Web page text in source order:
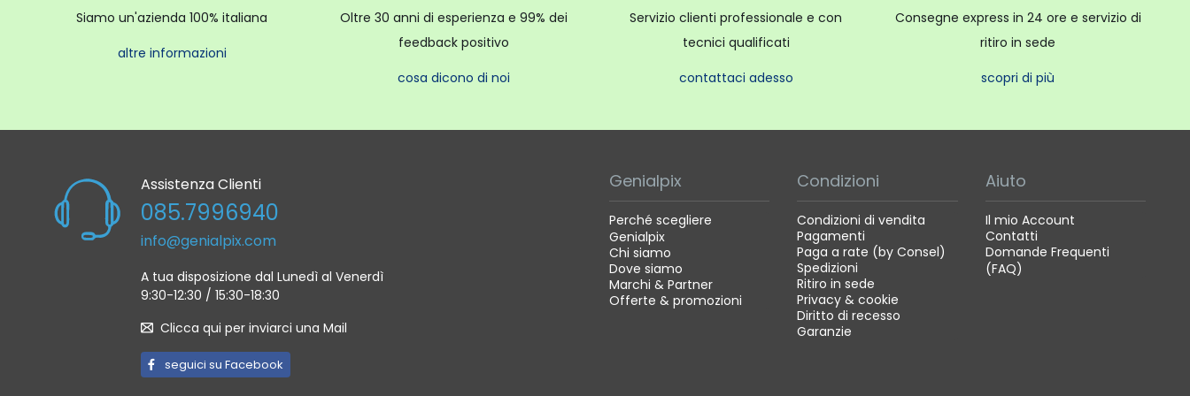
Siamo un'azienda 100% italiana
altre informazioni
Oltre 30 anni di esperienza e 99% dei
feedback positivo
cosa dicono di noi
Servizio clienti professionale e con
tecnici qualificati
contattaci adesso
Consegne express in 24 ore e servizio di
ritiro in sede
scopri di più
Assistenza Clienti
085.7996940
info@genialpix.com
A tua disposizione dal Lunedì al Venerdì
9:30-12:30 / 15:30-18:30
Clicca qui per inviarci una Mail
seguici su Facebook
Genialpix
Perché scegliere
Genialpix
Chi siamo
Dove siamo
Marchi & Partner
Offerte & promozioni
Condizioni
Condizioni di vendita
Pagamenti
Paga a rate (by Consel)
Spedizioni
Ritiro in sede
Privacy & cookie
Diritto di recesso
Garanzie
Aiuto
Il mio Account
Contatti
Domande Frequenti
(FAQ)